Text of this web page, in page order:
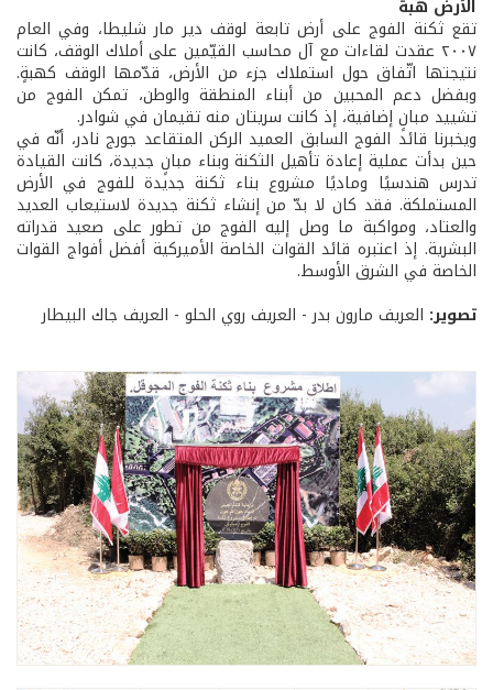
الأرض هبة
تقع ثكنة الفوج على أرض تابعة لوقف دير مار شليطا، وفي العام
٢٠٠٧ عقدت لقاءات مع آل محاسب القيّمين على أملاك الوقف، كانت
نتيجتها اتّفاق حول استملاك جزء من الأرض، قدّمها الوقف كهبةٍ.
وبفضل دعم المحبين من أبناء المنطقة والوطن، تمكن الفوج من
تشييد مبانٍ إضافية، إذ كانت سريتان منه تقيمان في شوادر.
ويخبرنا قائد الفوج السابق العميد الركن المتقاعد جورج نادر، أنّه في
حين بدأت عملية إعادة تأهيل الثكنة وبناء مبانٍ جديدة، كانت القيادة
تدرس هندسيًا وماديًا مشروع بناء ثكنة جديدة للفوج في الأرض
المستملكة. فقد كان لا بدّ من إنشاء ثكنة جديدة لاستيعاب العديد
والعتاد، ومواكبة ما وصل إليه الفوج من تطور على صعيد قدراته
البشرية. إذ اعتبره قائد القوات الخاصة الأميركية أفضل أفواج القوات
الخاصة في الشرق الأوسط.
تصوير: العريف مارون بدر - العريف روي الحلو - العريف جاك البيطار